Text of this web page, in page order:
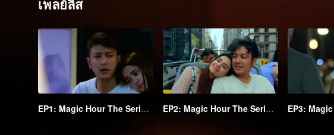
เพลย์ลิส
EP1: Magic Hour The Series S2 EP2: Magic Hour The Series S2